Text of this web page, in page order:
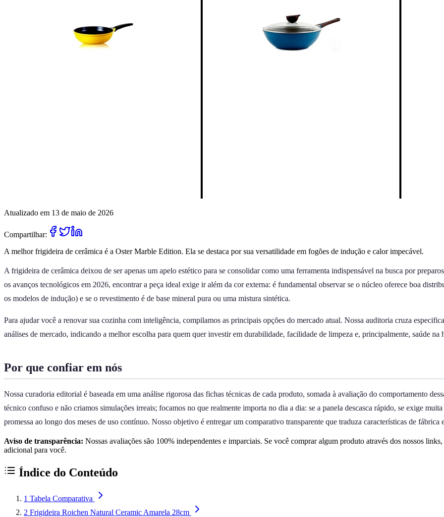
Atualizado em 13 de maio de 2026
Compartilhar:
A melhor frigideira de cerâmica é a Oster Marble Edition. Ela se destaca por sua versatilidade em fogões de indução e calor impecável.
A frigideira de cerâmica deixou de ser apenas um apelo estético para se consolidar como uma ferramenta indispensável na busca por
os avanços tecnológicos em 2026, encontrar a peça ideal exige ir além da cor externa: é fundamental observar se o núcleo oferece boa
os modelos de indução) e se o revestimento é de base mineral pura ou uma mistura sintética.
Para ajudar você a renovar sua cozinha com inteligência, compilamos as principais opções do mercado atual. Nossa auditoria cruza
análises de mercado, indicando a melhor escolha para quem quer investir em durabilidade, facilidade de limpeza e, principalmente, saúde na
Por que confiar em nós
Nossa curadoria editorial é baseada em uma análise rigorosa das fichas técnicas de cada produto, somada à avaliação do comportamento
técnico confuso e não criamos simulações irreais; focamos no que realmente importa no dia a dia: se a panela descasca rápido, se exige
promessa ao longo dos meses de uso contínuo. Nosso objetivo é entregar um comparativo transparente que traduza características de
Aviso de transparência: Nossas avaliações são 100% independentes e imparciais. Se você comprar algum produto através dos nossos
adicional para você.
Índice do Conteúdo
1 Tabela Comparativa
2 Frigideira Roichen Natural Ceramic Amarela 28cm